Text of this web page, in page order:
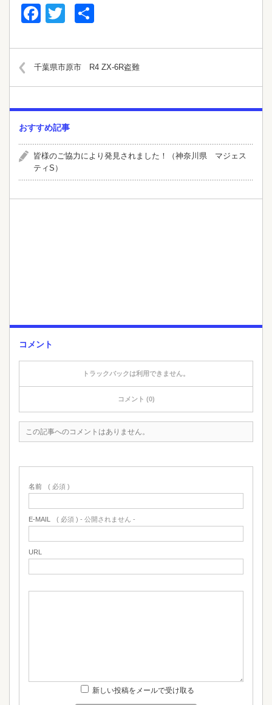
Facebook
Twitter
千葉県市原市 R4 ZX-6R盗難
おすすめ記事
皆様のご協力により発見されました！（神奈川県 マジェス
ティS）
コメント
トラックバックは利用できません。
コメント (0)
この記事へのコメントはありません。
名前 ( 必須 )
E-MAIL ( 必須 ) - 公開されません -
URL
新しい投稿をメールで受け取る